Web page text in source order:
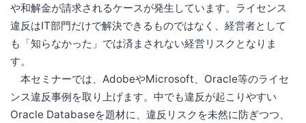
や和解金が請求されるケースが発生しています。ライセンス
違反はIT部門だけで解決できるものではなく、経営者として
も「知らなかった」では済まされない経営リスクとなりま
す。
本セミナーでは、AdobeやMicrosoft、Oracle等のライセ
ンス違反事例を取り上げます。中でも違反が起こりやすい
Oracle Databaseを題材に、違反リスクを未然に防ぎつつ、